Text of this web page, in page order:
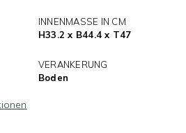
INNENMASSE IN CM
H33.2 x B44.4 x T47
VERANKERUNG
Boden